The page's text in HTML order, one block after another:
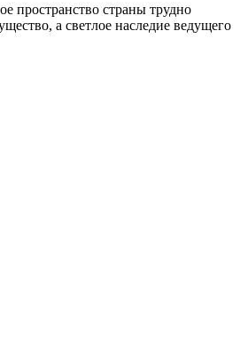
пространство страны трудно
а светлое наследие ведущего